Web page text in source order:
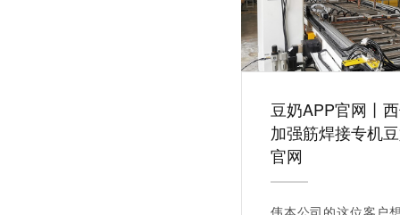
豆奶APP官网丨
加强筋焊接专机
官网
伟本公司的这位客户